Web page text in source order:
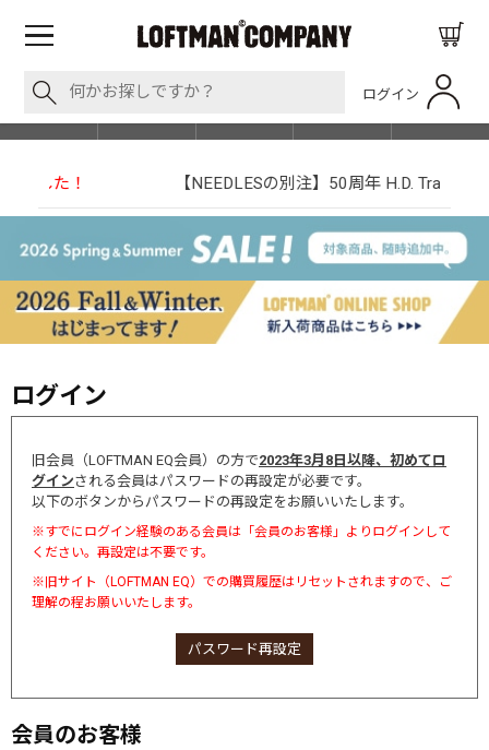
ログイン
SHOP LIST
【NEEDLESの別注】50周年 H.D. Track Pant
ログイン
旧会員（LOFTMAN EQ会員）の方で2023年3月8日以降、初めてロ
グインされる会員はパスワードの再設定が必要です。
以下のボタンからパスワードの再設定をお願いいたします。
※すでにログイン経験のある会員は「会員のお客様」よりログインして
ください。再設定は不要です。
※旧サイト（LOFTMAN EQ）での購買履歴はリセットされますので、ご
理解の程お願いいたします。
パスワード再設定
会員のお客様